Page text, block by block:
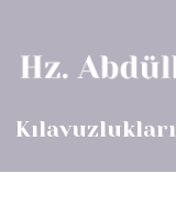
Kılavuzlukları